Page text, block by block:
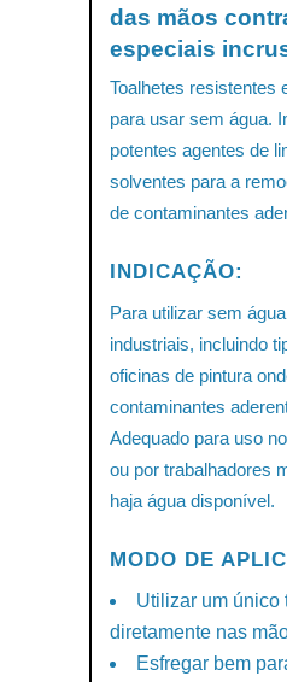
das mãos
especiais
Toalhetes resistentes
para usar sem água.
potentes agentes de
solventes para a
de contaminantes
INDICAÇÃO:
Para utilizar sem
industriais, incluindo
oficinas de pintura
contaminantes
Adequado para uso
ou por trabalhadores
haja água disponível.
MODO DE
Utilizar um único
diretamente nas
Esfregar bem